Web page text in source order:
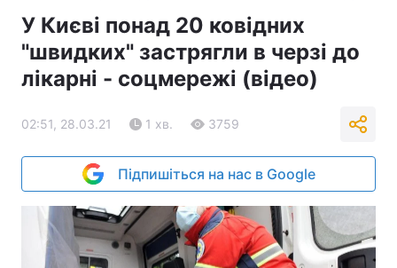
У Києві понад 20 ковідних
"швидких" застрягли в черзі до
лікарні - соцмережі (відео)
02:51, 28.03.21 1 хв. 3759
Підпишіться на нас в Google